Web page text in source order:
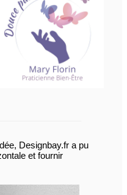
Designbay.fr a pu
et fournir